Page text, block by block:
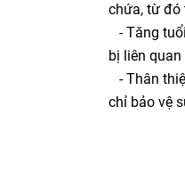
chứa, từ đó
- Tăng
bị liên
- Thân
chỉ bảo vệ